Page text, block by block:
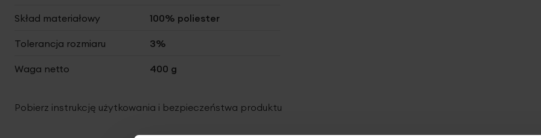
Skład materiałowy 100% poliester
Tolerancja rozmiaru 3%
Waga netto 400 g
Pobierz instrukcję użytkowania i bezpieczeństwa produktu